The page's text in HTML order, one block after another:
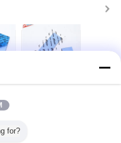
효
상
의하여 지도된 단
냉각을 위
for?